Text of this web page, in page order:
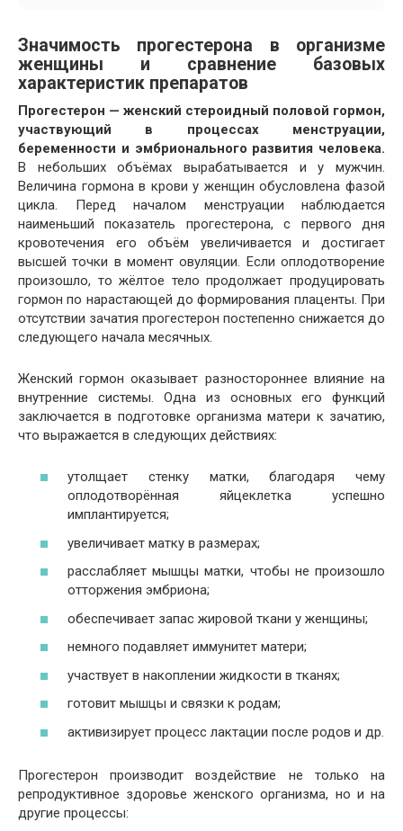
Значимость прогестерона в организме
женщины и сравнение базовых
характеристик препаратов
Прогестерон — женский стероидный половой гормон,
участвующий в процессах менструации,
беременности и эмбрионального развития человека.
В небольших объёмах вырабатывается и у мужчин.
Величина гормона в крови у женщин обусловлена фазой
цикла. Перед началом менструации наблюдается
наименьший показатель прогестерона, с первого дня
кровотечения его объём увеличивается и достигает
высшей точки в момент овуляции. Если оплодотворение
произошло, то жёлтое тело продолжает продуцировать
гормон по нарастающей до формирования плаценты. При
отсутствии зачатия прогестерон постепенно снижается до
следующего начала месячных.
Женский гормон оказывает разностороннее влияние на
внутренние системы. Одна из основных его функций
заключается в подготовке организма матери к зачатию,
что выражается в следующих действиях:
утолщает стенку матки, благодаря чему
оплодотворённая яйцеклетка успешно
имплантируется;
увеличивает матку в размерах;
расслабляет мышцы матки, чтобы не произошло
отторжения эмбриона;
обеспечивает запас жировой ткани у женщины;
немного подавляет иммунитет матери;
участвует в накоплении жидкости в тканях;
готовит мышцы и связки к родам;
активизирует процесс лактации после родов и др.
Прогестерон производит воздействие не только на
репродуктивное здоровье женского организма, но и на
другие процессы: